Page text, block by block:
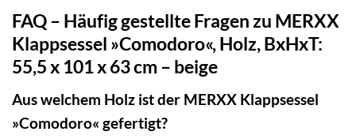
FAQ – Häufig gestellte Fragen zu MERXX
Klappsessel »Comodoro«, Holz, BxHxT:
55,5 x 101 x 63 cm – beige
Aus welchem Holz ist der MERXX Klappsessel
»Comodoro« gefertigt?